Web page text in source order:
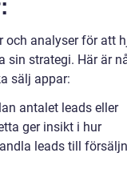
och analyser för att
sin strategi. Här är
sälj appar:
antalet leads eller
ger insikt i hur
leads till